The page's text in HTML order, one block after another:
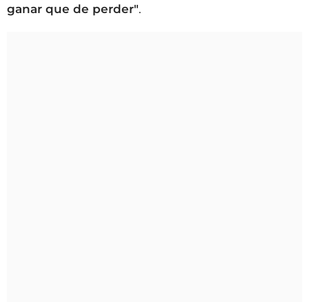
ganar que de perder".